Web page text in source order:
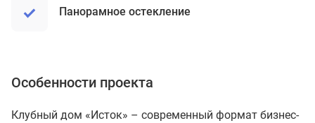
Панорамное остекление
Особенности проекта
Клубный дом «Исток» – современный формат бизнес-